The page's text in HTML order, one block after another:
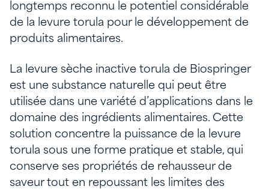
longtemps reconnu le potentiel considérable
de la levure torula pour le développement de
produits alimentaires.
La levure sèche inactive torula de Biospringer
est une substance naturelle qui peut être
utilisée dans une variété d’applications dans le
domaine des ingrédients alimentaires. Cette
solution concentre la puissance de la levure
torula sous une forme pratique et stable, qui
conserve ses propriétés de rehausseur de
saveur tout en repoussant les limites des